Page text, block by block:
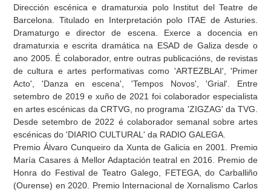
Dirección escénica e dramaturxia polo Institut del Teatre de
Barcelona. Titulado en Interpretación polo ITAE de Asturies.
Dramaturgo e director de escena. Exerce a docencia en
dramaturxia e escrita dramática na ESAD de Galiza desde o
ano 2005. É colaborador, entre outras publicacións, de revistas
de cultura e artes performativas como 'ARTEZBLAI', 'Primer
Acto', 'Danza en escena', 'Tempos Novos', 'Grial'. Entre
setembro de 2019 e xuño de 2021 foi colaborador especialista
en artes escénicas da CRTVG, no programa 'ZIGZAG' da TVG.
Desde setembro de 2022 é colaborador semanal sobre artes
escénicas do 'DIARIO CULTURAL' da RADIO GALEGA.
Premio Álvaro Cunqueiro da Xunta de Galicia en 2001. Premio
María Casares á Mellor Adaptación teatral en 2016. Premio de
Honra do Festival de Teatro Galego, FETEGA, do Carballiño
(Ourense) en 2020. Premio Internacional de Xornalismo Carlos